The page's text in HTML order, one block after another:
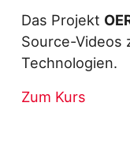
Das Projekt
Source-Videos
Technologien.
Zum Kurs